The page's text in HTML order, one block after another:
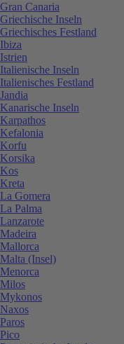
Gran Canaria
Griechische Inseln
Griechisches Festland
Ibiza
Istrien
Italienische Inseln
Italienisches Festland
Jandia
Kanarische Inseln
Karpathos
Kefalonia
Korfu
Korsika
Kos
Kreta
La Gomera
La Palma
Lanzarote
Madeira
Mallorca
Malta (Insel)
Menorca
Milos
Mykonos
Naxos
Paros
Pico